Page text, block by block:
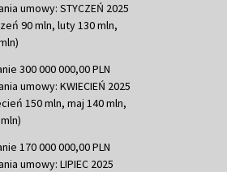
umowy: STYCZEŃ 2025
90 mln, luty 130 mln,
300 000 000,00 PLN
umowy: KWIECIEŃ 2025
150 mln, maj 140 mln,
170 000 000,00 PLN
umowy: LIPIEC 2025